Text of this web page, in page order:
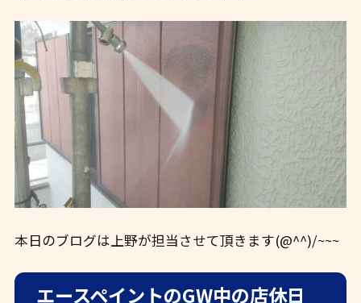
本日のブログは上野が担当させて頂きます(@^^)/~~~
エースペイントのGW中の店休日